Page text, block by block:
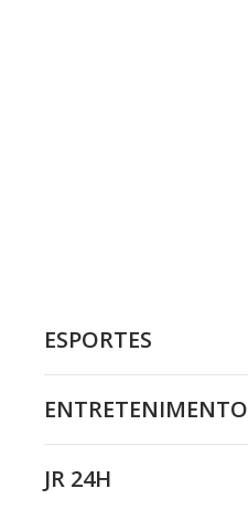
ESPORTES
ENTRETENIMENTO
JR 24H